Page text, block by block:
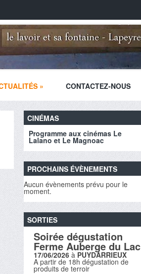
» CONTACTEZ-NOUS
CINÉMAS
Programme aux cinémas Le
Lalano et Le Magnoac
PROCHAINS ÉVÈNEMENTS
Aucun évènements prévu pour le
moment.
SORTIES
Soirée dégustation
Ferme Auberge du Lac
17/06/2026 à PUYDARRIEUX
A partir de 18h dégustation de
produits de terroir